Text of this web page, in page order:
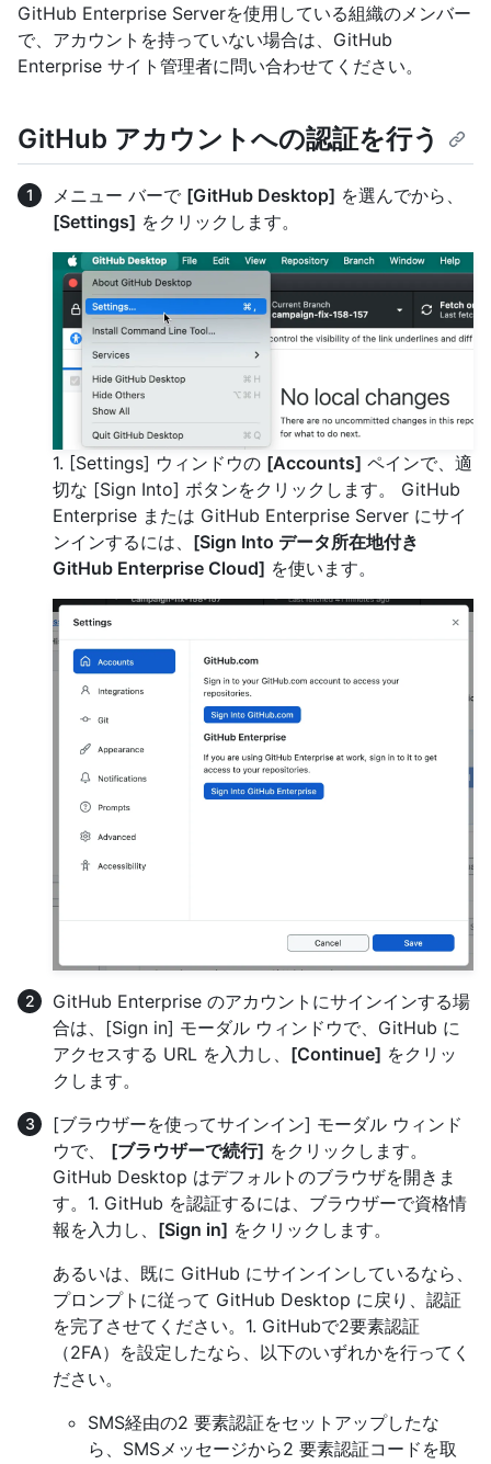
GitHub Enterprise Serverを使用している組織のメンバー
で、アカウントを持っていない場合は、GitHub
Enterprise サイト管理者に問い合わせてください。
GitHub アカウントへの認証を行う
メニュー バーで [GitHub Desktop] を選んでから、
[Settings] をクリックします。
1. [Settings] ウィンドウの [Accounts] ペインで、適
切な [Sign Into] ボタンをクリックします。 GitHub
Enterprise または GitHub Enterprise Server にサイ
ンインするには、 [Sign Into データ所在地付き
GitHub Enterprise Cloud] を使います。
GitHub Enterprise のアカウントにサインインする場
合は、[Sign in] モーダル ウィンドウで、GitHub に
アクセスする URL を入力し、 [Continue] をクリッ
クします。
[ブラウザーを使ってサインイン] モーダル ウィンド
ウで、 [ブラウザーで続行] をクリックします。
GitHub Desktop はデフォルトのブラウザを開きま
す。1. GitHub を認証するには、ブラウザーで資格情
報を入力し、 [Sign in] をクリックします。
あるいは、既に GitHub にサインインしているなら、
プロンプトに従って GitHub Desktop に戻り、認証
を完了させてください。1. GitHubで2要素認証
（2FA）を設定したなら、以下のいずれかを行ってく
ださい。
SMS経由の2 要素認証をセットアップしたな
ら、SMSメッセージから2 要素認証コードを取